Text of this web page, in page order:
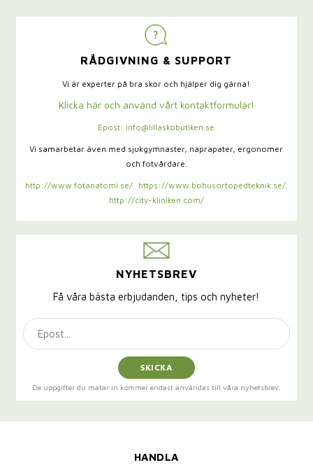
RÅDGIVNING & SUPPORT
Vi är experter på bra skor och hjälper dig gärna!
Klicka här och använd vårt kontaktformulär!
Epost: info@lillaskobutiken.se
Vi samarbetar även med sjukgymnaster, naprapater, ergonomer
och fotvårdare.
http://www.fotanatomi.se/
https://www.bohusortopedteknik.se/
http://city-kliniken.com/
NYHETSBREV
Få våra bästa erbjudanden, tips och nyheter!
SKICKA
De uppgifter du matar in kommer endast användas till våra nyhetsbrev.
HANDLA